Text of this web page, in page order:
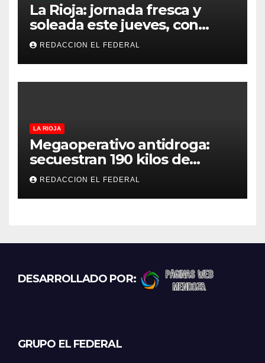
La Rioja: jornada fresca y
soleada este jueves, con
temperaturas estables para
el viernes
REDACCION EL FEDERAL
LA RIOJA
Megaoperativo antidroga:
secuestran 190 kilos de
marihuana que tenían como
destino La Rioja y Catamarca
REDACCION EL FEDERAL
DESARROLLADO POR:
GRUPO EL FEDERAL